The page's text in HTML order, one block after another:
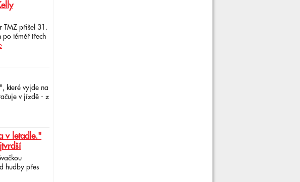
TMZ přišel 31.
po téměř třech
které vyjde na
v jízdě - z
v letadle."
hudby přes